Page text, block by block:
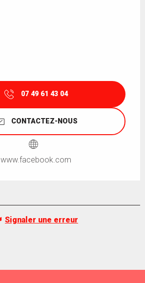
07 49 61 43 04
CONTACTEZ-NOUS
www.facebook.com
Signaler une erreur